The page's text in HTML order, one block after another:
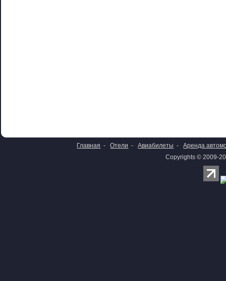
Главная - Отели - Авиабилеты -
Аренда
Copyrights © 2009-